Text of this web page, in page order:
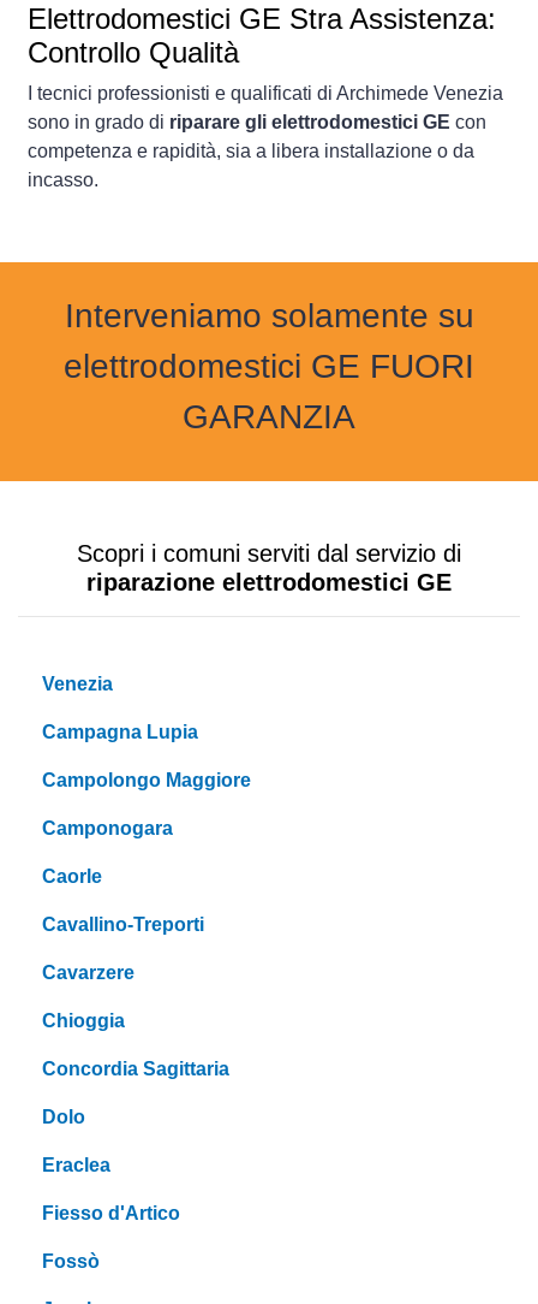
Elettrodomestici GE Stra Assistenza:
Controllo Qualità
I tecnici professionisti e qualificati di Archimede Venezia
sono in grado di riparare gli elettrodomestici GE con
competenza e rapidità, sia a libera installazione o da
incasso.
Interveniamo solamente su
elettrodomestici GE FUORI
GARANZIA
Scopri i comuni serviti dal servizio di
riparazione elettrodomestici GE
Venezia
Campagna Lupia
Campolongo Maggiore
Camponogara
Caorle
Cavallino-Treporti
Cavarzere
Chioggia
Concordia Sagittaria
Dolo
Eraclea
Fiesso d'Artico
Fossò